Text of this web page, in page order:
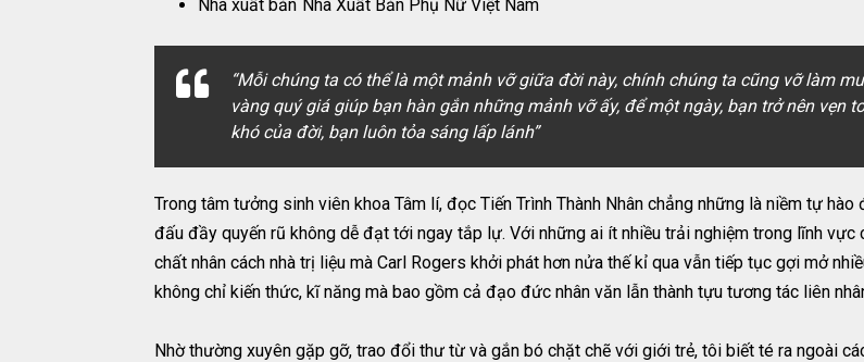
Nhà xuất bản Nhà Xuất Bản Phụ Nữ Việt Nam
“Mỗi chúng ta có thể là một mảnh vỡ giữa đời này, chính chúng ta cũng vỡ làm
vàng quý giá giúp bạn hàn gắn những mảnh vỡ ấy, để một ngày, bạn trở nên
khó của đời, bạn luôn tỏa sáng lấp lánh”
Trong tâm tưởng sinh viên khoa Tâm lí, đọc Tiến Trình Thành Nhân chẳng những là niềm tự
đấu đầy quyến rũ không dễ đạt tới ngay tắp lự. Với những ai ít nhiều trải nghiệm trong lĩnh
chất nhân cách nhà trị liệu mà Carl Rogers khởi phát hơn nửa thế kỉ qua vẫn tiếp tục gợi mở
không chỉ kiến thức, kĩ năng mà bao gồm cả đạo đức nhân văn lẫn thành tựu tương tác liên
Nhờ thường xuyên gặp gỡ, trao đổi thư từ và gắn bó chặt chẽ với giới trẻ, tôi biết té ra ngoài